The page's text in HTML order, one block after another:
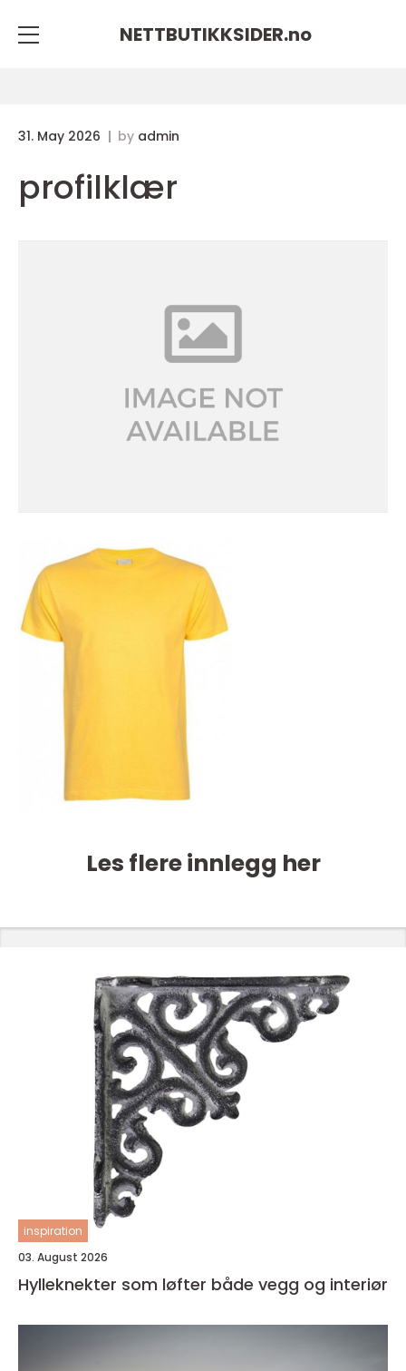
NETTBUTIKKSIDER.no
31. May 2026 by admin
profilklær
Les flere innlegg her
inspiration
03. August 2026
Hylleknekter som løfter både vegg og interiør